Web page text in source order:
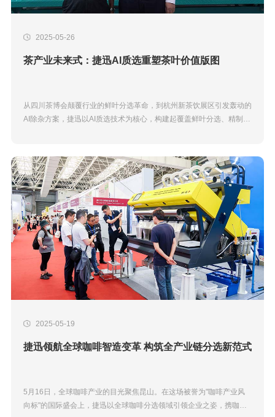
2025-05-26
茶产业未来式：捷迅AI质选重塑茶叶价值版图
从四川茶博会颠覆行业的鲜叶分选革命，到杭州新茶饮展区引发轰动的
AI除杂方案，捷迅以AI质选技术为核心，构建起覆盖鲜叶分选、精制加
2025-05-19
捷迅领航全球咖啡智造变革 构筑全产业链分选新范式
5月16日，全球咖啡产业的目光聚焦昆山。在这场被誉为"咖啡产业风
向标"的国际盛会上，捷迅以全球咖啡分选领域引领企业之姿，携咖啡